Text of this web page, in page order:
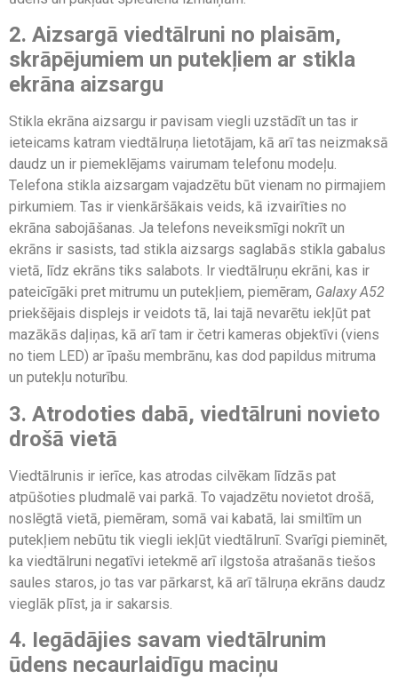
2. Aizsargā viedtālruni no plaisām,
skrāpējumiem un putekļiem ar stikla
ekrāna aizsargu
Stikla ekrāna aizsargu ir pavisam viegli uzstādīt un tas ir
ieteicams katram viedtālruņa lietotājam, kā arī tas neizmaksā
daudz un ir piemeklējams vairumam telefonu modeļu.
Telefona stikla aizsargam vajadzētu būt vienam no pirmajiem
pirkumiem. Tas ir vienkāršākais veids, kā izvairīties no
ekrāna sabojāšanas. Ja telefons neveiksmīgi nokrīt un
ekrāns ir sasists, tad stikla aizsargs saglabās stikla gabalus
vietā, līdz ekrāns tiks salabots. Ir viedtālruņu ekrāni, kas ir
pateicīgāki pret mitrumu un putekļiem, piemēram, Galaxy A52
priekšējais displejs ir veidots tā, lai tajā nevarētu iekļūt pat
mazākās daļiņas, kā arī tam ir četri kameras objektīvi (viens
no tiem LED) ar īpašu membrānu, kas dod papildus mitruma
un putekļu noturību.
3. Atrodoties dabā, viedtālruni novieto
drošā vietā
Viedtālrunis ir ierīce, kas atrodas cilvēkam līdzās pat
atpūšoties pludmalē vai parkā. To vajadzētu novietot drošā,
noslēgtā vietā, piemēram, somā vai kabatā, lai smiltīm un
putekļiem nebūtu tik viegli iekļūt viedtālrunī. Svarīgi pieminēt,
ka viedtālruni negatīvi ietekmē arī ilgstoša atrašanās tiešos
saules staros, jo tas var pārkarst, kā arī tālruņa ekrāns daudz
vieglāk plīst, ja ir sakarsis.
4. Iegādājies savam viedtālrunim
ūdens necaurlaidīgu maciņu